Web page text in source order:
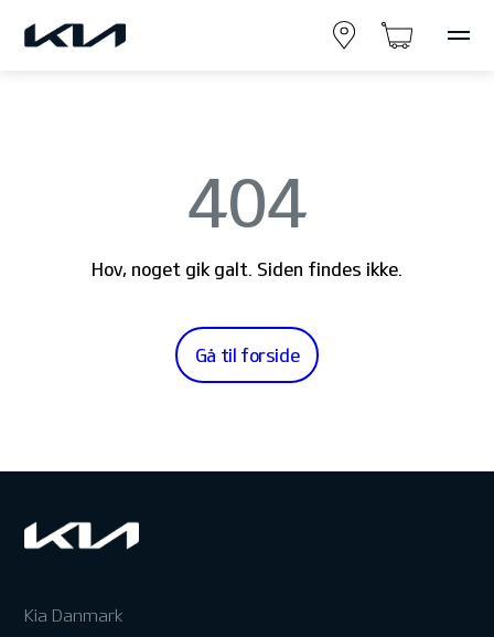
404
Hov, noget gik galt. Siden findes ikke.
Gå til forside
Kia Danmark